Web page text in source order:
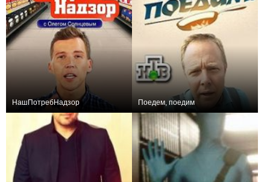
НашПотребНадзор Поедем, поедим